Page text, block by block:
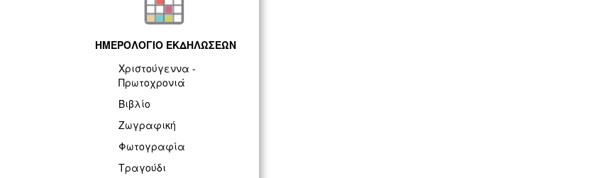
ΗΜΕΡΟΛΟΓΙΟ ΕΚΔΗΛΩΣΕΩΝ
Χριστούγεννα -
Πρωτοχρονιά
Βιβλίο
Ζωγραφική
Φωτογραφία
Τραγούδι